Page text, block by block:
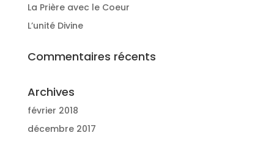
La Prière avec le Coeur
L’unité Divine
Commentaires récents
Archives
février 2018
décembre 2017